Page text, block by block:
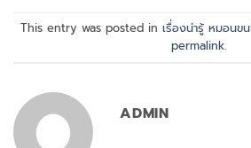
This entry was posted in เรื่องน่ารู้ หมอนข
permalink.
ADMIN